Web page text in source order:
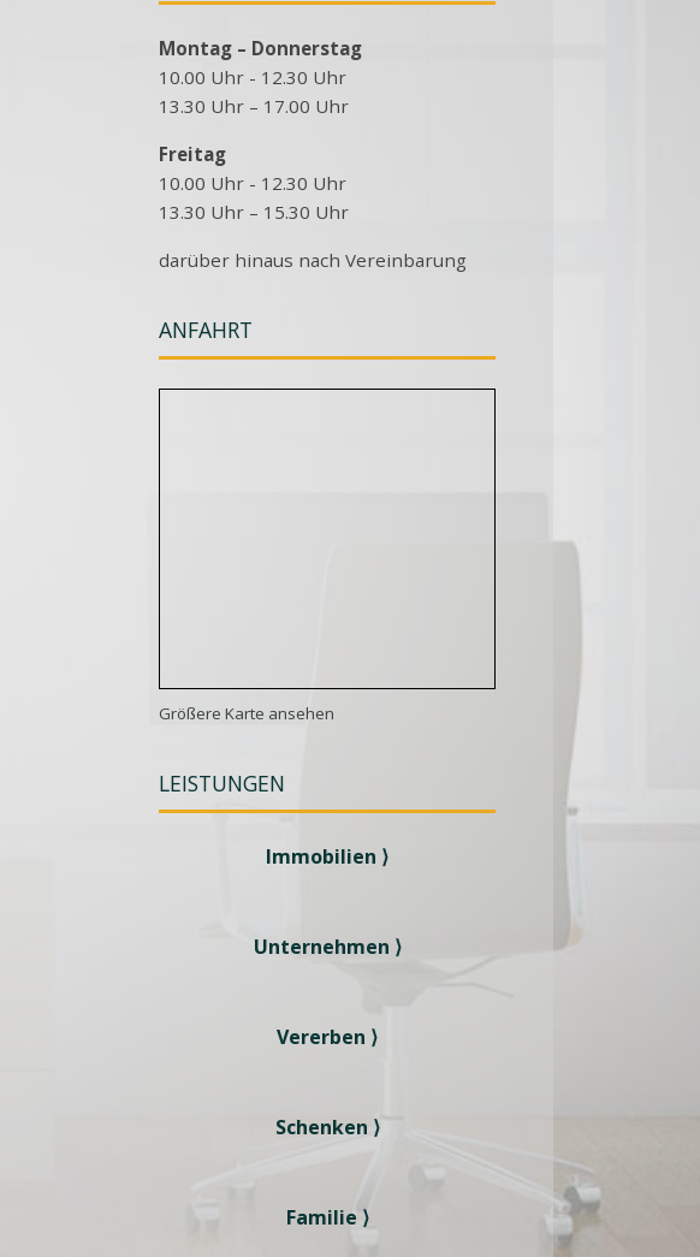
Montag – Donnerstag
10.00 Uhr - 12.30 Uhr
13.30 Uhr – 17.00 Uhr
Freitag
10.00 Uhr - 12.30 Uhr
13.30 Uhr – 15.30 Uhr
darüber hinaus nach Vereinbarung
ANFAHRT
Größere Karte ansehen
LEISTUNGEN
Immobilien ⟩
Unternehmen ⟩
Vererben ⟩
Schenken ⟩
Familie ⟩